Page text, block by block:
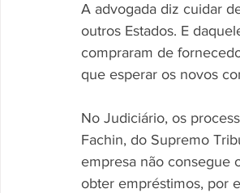
A advogada diz cuidar
outros Estados. E
compraram de
que esperar os novos
No Judiciário, os
Fachin, do Supremo
empresa não consegue
obter empréstimos, por